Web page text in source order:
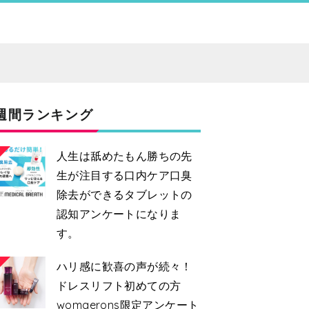
間ランキング
人生は舐めたもん勝ちの先
生が注目する口内ケア口臭
除去ができるタブレットの
認知アンケートになりま
す。
ハリ感に歓喜の声が続々！
ドレスリフト初めての方
womaerons限定アンケート